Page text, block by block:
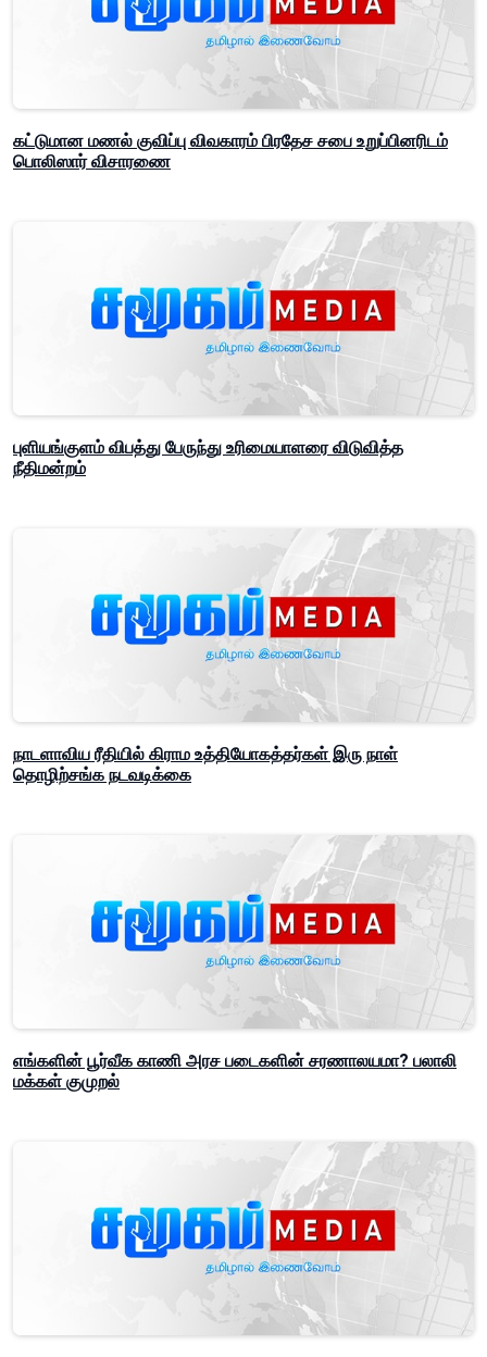
கட்டுமான மணல் குவிப்பு விவகாரம் பிரதேச சபை உறுப்பினரிடம்
பொலிஸார் விசாரணை
புளியங்குளம் விபத்து பேருந்து உரிமையாளரை விடுவித்த
நீதிமன்றம்
நாடளாவிய ரீதியில் கிராம உத்தியோகத்தர்கள் இரு நாள்
தொழிற்சங்க நடவடிக்கை
எங்களின் பூர்வீக காணி அரச படைகளின் சரணாலயமா? பலாலி
மக்கள் குமுறல்